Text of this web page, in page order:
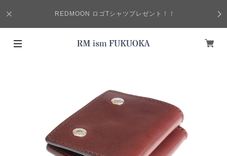
REDMOON ロゴTシャツプレゼント！！